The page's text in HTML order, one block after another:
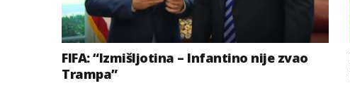
FIFA: “Izmišljotina – Infantino nije zvao
Trampa”